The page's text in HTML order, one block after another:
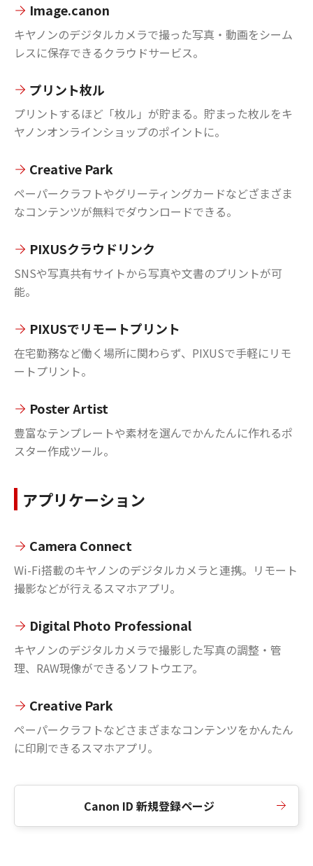
Image.canon
キヤノンのデジタルカメラで撮った写真・動画をシーム
レスに保存できるクラウドサービス。
プリント枚ル
プリントするほど「枚ル」が貯まる。貯まった枚ルをキ
ヤノンオンラインショップのポイントに。
Creative Park
ペーパークラフトやグリーティングカードなどざまざま
なコンテンツが無料でダウンロードできる。
PIXUSクラウドリンク
SNSや写真共有サイトから写真や文書のプリントが可
能。
PIXUSでリモートプリント
在宅勤務など働く場所に関わらず、PIXUSで手軽にリモ
ートプリント。
Poster Artist
豊富なテンプレートや素材を選んでかんたんに作れるポ
スター作成ツール。
アプリケーション
Camera Connect
Wi-Fi搭載のキヤノンのデジタルカメラと連携。リモート
撮影などが行えるスマホアプリ。
Digital Photo Professional
キヤノンのデジタルカメラで撮影した写真の調整・管
理、RAW現像ができるソフトウエア。
Creative Park
ペーパークラフトなどさまざまなコンテンツをかんたん
に印刷できるスマホアプリ。
Canon ID 新規登録ページ